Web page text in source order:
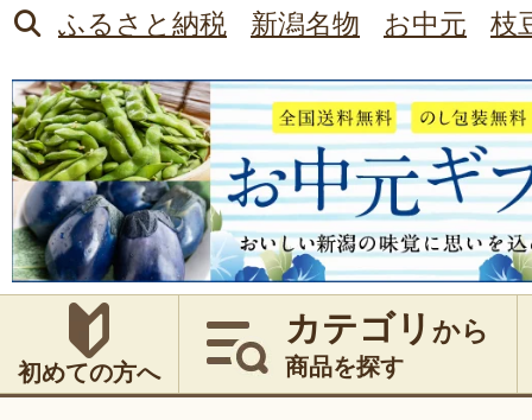
ふるさと納税 新潟名物 お中元 枝
初めての方へ
カテゴリ から
商品を探す